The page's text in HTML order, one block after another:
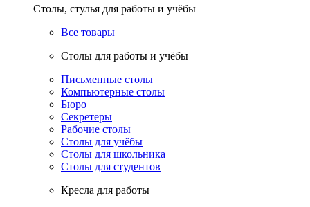
Столы, стулья для работы и учёбы
Все товары
Столы для работы и учёбы
Письменные столы
Компьютерные столы
Бюро
Секретеры
Рабочие столы
Столы для учёбы
Столы для школьника
Столы для студентов
Кресла для работы